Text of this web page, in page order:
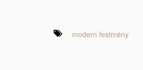
modern festmény